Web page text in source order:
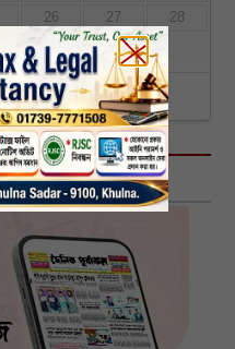
26 27
28